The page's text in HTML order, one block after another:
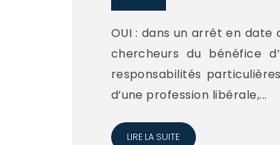
OUI : dans un arrêt en date
chercheurs du bénéfice
responsabilités
d’une profession libérale,...
LIRE LA SUITE